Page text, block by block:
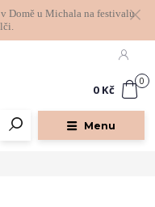
Domě u Michala na festivalu
Menu
0
0 Kč